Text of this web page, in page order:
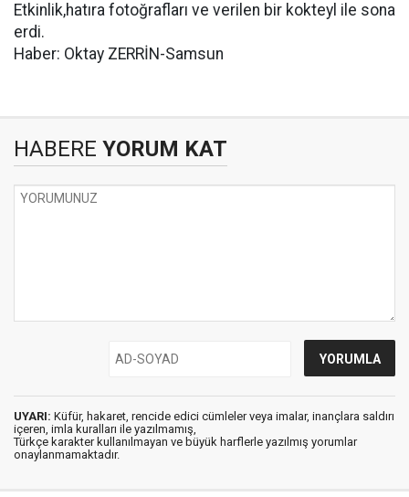
Etkinlik,hatıra fotoğrafları ve verilen bir kokteyl ile sona
erdi.
Haber: Oktay ZERRİN-Samsun
HABERE YORUM KAT
UYARI: Küfür, hakaret, rencide edici cümleler veya imalar, inançlara saldırı
içeren, imla kuralları ile yazılmamış,
Türkçe karakter kullanılmayan ve büyük harflerle yazılmış yorumlar
onaylanmamaktadır.